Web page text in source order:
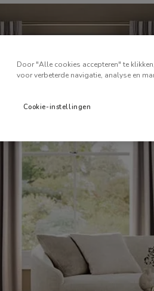
Door "Alle cookies accepteren" te
voor verbeterde navigatie, analyse en
Cookie-instellingen